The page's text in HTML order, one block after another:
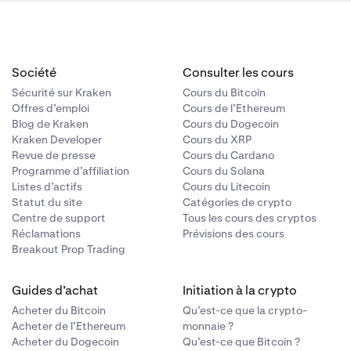
envoyer et
votre
limite
d'une
Société
Sécurité sur Kraken
Offres d’emploi
Blog de Kraken
Kraken Developer
Revue de presse
Programme d’affiliation
Listes d’actifs
Statut du site
Centre de support
Réclamations
Breakout Prop Trading
Consulter les cours
Cours du Bitcoin
Cours de l’Ethereum
Cours du Dogecoin
Cours du XRP
Cours du Cardano
Cours du Solana
Cours du Litecoin
Catégories de crypto
Tous les cours des cryptos
Prévisions des cours
Guides d’achat
Acheter du Bitcoin
Acheter de l’Ethereum
Acheter du Dogecoin
Initiation à la crypto
Qu’est-ce que la crypto-
monnaie ?
Qu’est-ce que Bitcoin ?